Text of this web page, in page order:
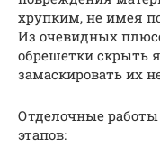
хрупким, не имея
Из очевидных
обрешетки скрыть
замаскировать их
Отделочные работы
этапов: